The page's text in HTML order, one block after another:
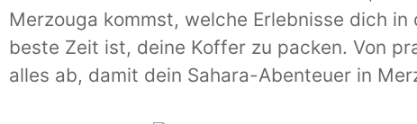
Merzouga kommst, welche Erlebnisse dich
beste Zeit ist, deine Koffer zu packen. Von
alles ab, damit dein Sahara-Abenteuer in